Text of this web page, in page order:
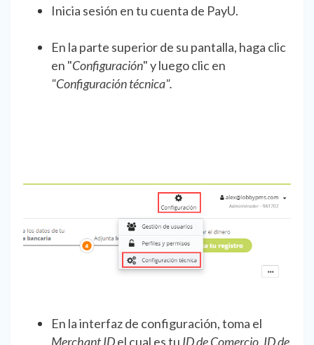
Inicia sesión en tu cuenta de PayU.
En la parte superior de su pantalla, haga clic
en "Configuración" y luego clic en
"Configuración técnica".
En la interfaz de configuración, toma el
Merchant IDel cual es tu ID de Comercio, ID de